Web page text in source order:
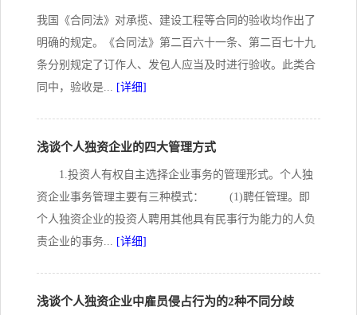
我国《合同法》对承揽、建设工程等合同的验收均作出了
明确的规定。《合同法》第二百六十一条、第二百七十九
条分别规定了订作人、发包人应当及时进行验收。此类合
同中，验收是... [详细]
浅谈个人独资企业的四大管理方式
1.投资人有权自主选择企业事务的管理形式。个人独
资企业事务管理主要有三种模式： (1)聘任管理。即
个人独资企业的投资人聘用其他具有民事行为能力的人负
责企业的事务... [详细]
浅谈个人独资企业中雇员侵占行为的2种不同分歧